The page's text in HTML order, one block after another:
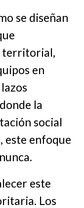
se diseñan
territorial,
en
la
social
este enfoque
este
Los